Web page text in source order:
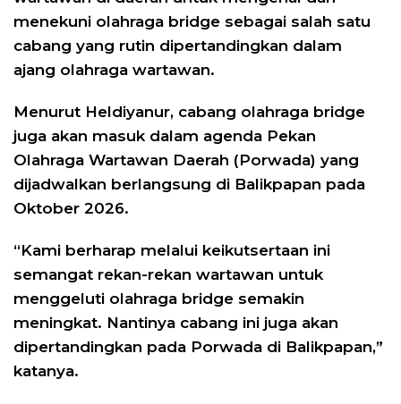
menekuni olahraga bridge sebagai salah satu
cabang yang rutin dipertandingkan dalam
ajang olahraga wartawan.
Menurut Heldiyanur, cabang olahraga bridge
juga akan masuk dalam agenda Pekan
Olahraga Wartawan Daerah (Porwada) yang
dijadwalkan berlangsung di Balikpapan pada
Oktober 2026.
“Kami berharap melalui keikutsertaan ini
semangat rekan-rekan wartawan untuk
menggeluti olahraga bridge semakin
meningkat. Nantinya cabang ini juga akan
dipertandingkan pada Porwada di Balikpapan,”
katanya.